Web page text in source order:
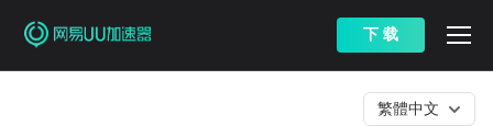
下 载
繁體中文